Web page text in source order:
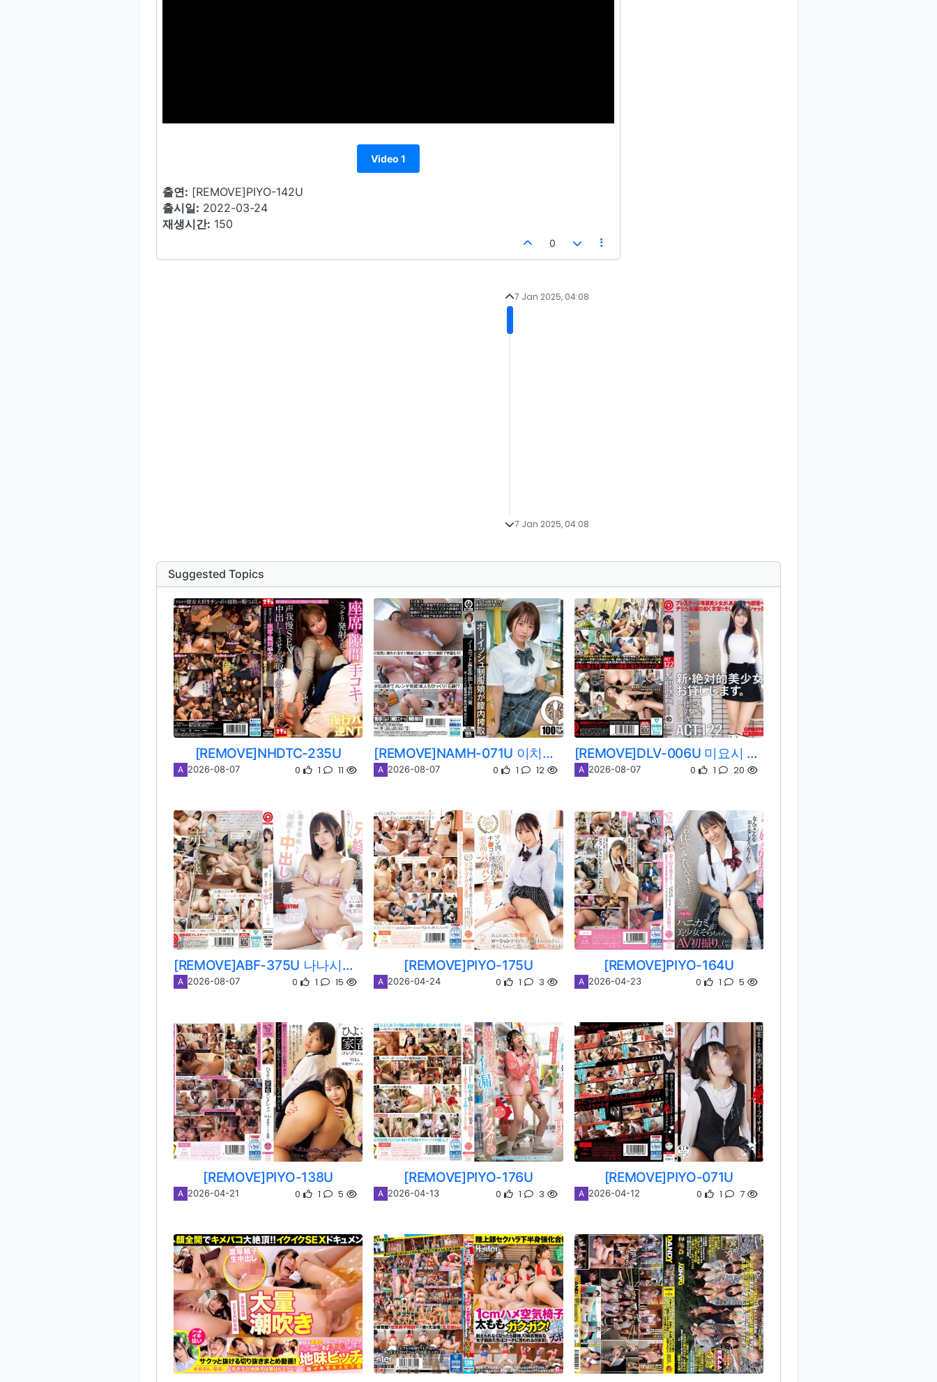
Video 1
출연: [REMOVE]PIYO-142U
출시일: 2022-03-24
재생시간: 150
0
7 Jan 2025, 04:08
7 Jan 2025, 04:08
Suggested Topics
[REMOVE]NHDTC-235U
A 2026-08-07 0 1 11
[REMOVE]NAMH-071U 이치카와 리쿠
A 2026-08-07 0 1 12
[REMOVE]DLV-006U 미요시 우타
A 2026-08-07 0 1 20
[REMOVE]ABF-375U 나나시마 마이
A 2026-08-07 0 1 15
[REMOVE]PIYO-175U
A 2026-04-24 0 1 3
[REMOVE]PIYO-164U
A 2026-04-23 0 1 5
[REMOVE]PIYO-138U
A 2026-04-21 0 1 5
[REMOVE]PIYO-176U
A 2026-04-13 0 1 3
[REMOVE]PIYO-071U
A 2026-04-12 0 1 7